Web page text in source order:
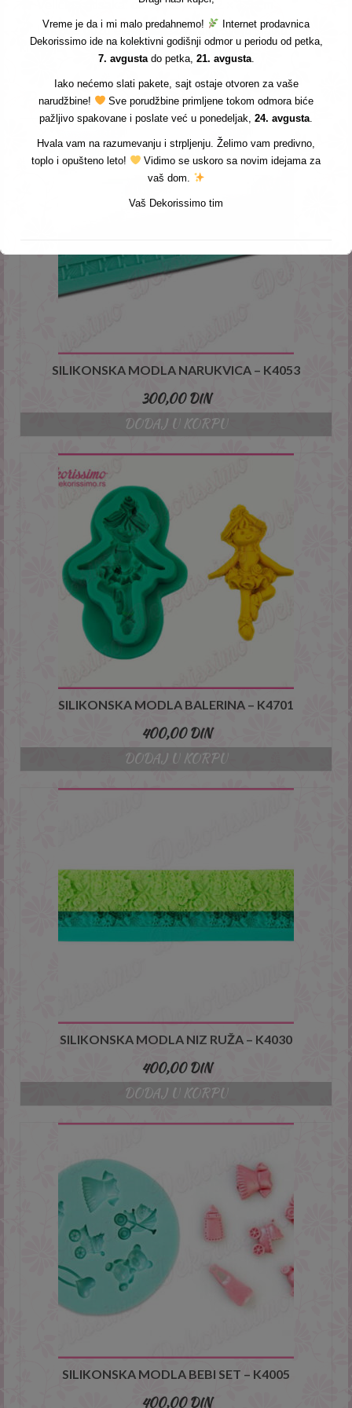
Veličina otisaka: od 1,3 cm do 2,2 × 1,5 cm
Unesite dozu elegancije u svaku svoju slatku
kreaciju!
Povezani proizvodi
SILIKONSKA MODLA NARUKVICA – K4053
300,00DIN
DODAJ U KORPU
SILIKONSKA MODLA BALERINA – K4701
400,00DIN
DODAJ U KORPU
SILIKONSKA MODLA NIZ RUŽA – K4030
400,00DIN
DODAJ U KORPU
SILIKONSKA MODLA BEBI SET – K4005
400,00DIN
Vreme je da i mi malo predahnemo!
Internet prodavnica
Dekorissimo ide na kolektivni godišnji odmor u periodu od petka,
7. avgustado petka, 21. avgusta.
Iako nećemo slati pakete, sajt ostaje otvoren za vaše
narudžbine!
Sve porudžbine primljene tokom odmora biće
pažljivo spakovane i poslate već u ponedeljak, 24. avgusta
Hvala vam na razumevanju i strpljenju. Želimo vam predivno,
toplo i opušteno leto!
Vidimo se uskoro sa novim idejama za
vaš dom.
Vaš Dekorissimo tim
This will close in4seconds